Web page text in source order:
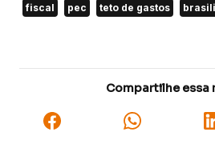
fiscal pec teto de gastos
Compartilhe essa